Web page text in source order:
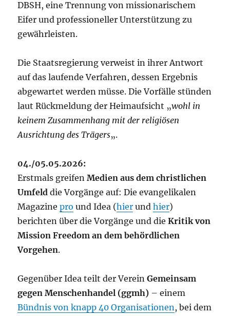
DBSH, eine Trennung von missionarischem
Eifer und professioneller Unterstützung zu
gewährleisten.
Die Staatsregierung verweist in ihrer Antwort
auf das laufende Verfahren, dessen Ergebnis
abgewartet werden müsse. Die Vorfälle stünden
laut Rückmeldung der Heimaufsicht „wohl in
keinem Zusammenhang mit der religiösen
Ausrichtung des Trägers„.
04./05.05.2026:
Erstmals greifenMedien aus dem christlichen
Umfelddie Vorgänge auf: Die evangelikalen
Magazinepro und Idea (hier undhier)
berichten über die Vorgänge und dieKritik von
Mission Freedom an dem behördlichen
Vorgehen.
Gegenüber Idea teilt der VereinGemeinsam
gegen Menschenhandel (ggmh) – einem
Bündnis von knapp 40 Organisationen, bei dem